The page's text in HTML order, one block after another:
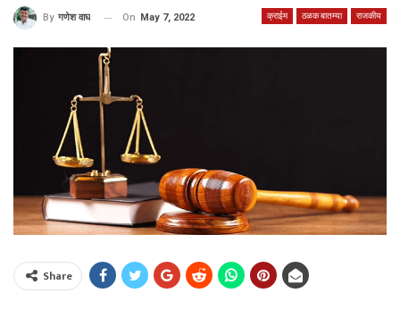
क्राईम ठळक बातम्या राजकीय
By गणेश वाघ On May 7, 2022
Share